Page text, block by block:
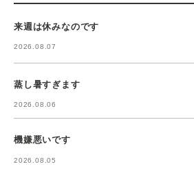
来週は休みなのです
2026.08.07
蒸し暑すぎます
2026.08.06
機嫌悪いです
2026.08.05